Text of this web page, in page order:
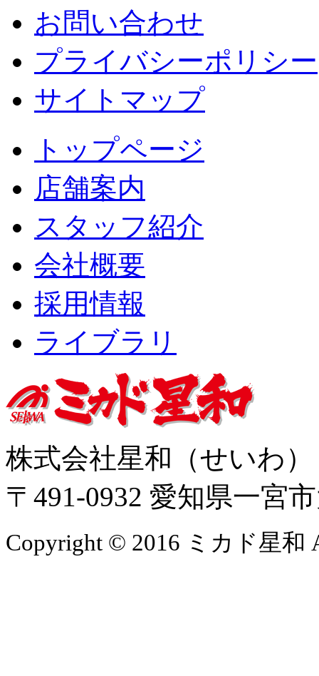
お問い合わせ
プライバシーポリシー
サイトマップ
トップページ
店舗案内
スタッフ紹介
会社概要
採用情報
ライブラリ
株式会社星和（せいわ
〒491-0932 愛知県一宮
Copyright © 2016 ミカド星和